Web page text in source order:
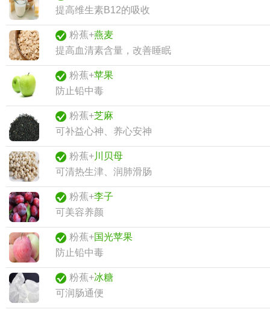
提高维生素B12的吸收
粉蕉+燕麦
提高血清素含量，改善睡眠
粉蕉+苹果
防止铅中毒
粉蕉+芝麻
可补益心神、养心安神
粉蕉+川贝母
可清热生津、润肺滑肠
粉蕉+李子
可美容养颜
粉蕉+国光苹果
防止铅中毒
粉蕉+冰糖
可润肠通便